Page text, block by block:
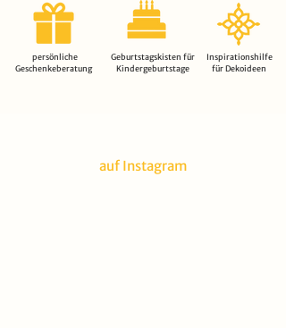
persönliche
Geschenkeberatung
Geburtstagskisten für
Kindergeburtstage
Inspirationshilfe
für Dekoideen
auf Instagram